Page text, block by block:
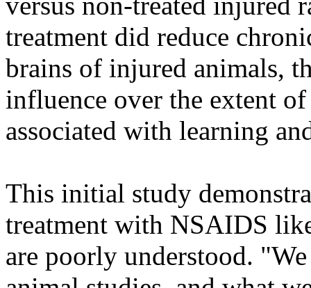
treatment did reduce
brains of injured animals,
influence over the extent
associated with learning
This initial study
treatment with NSAIDS
are poorly understood.